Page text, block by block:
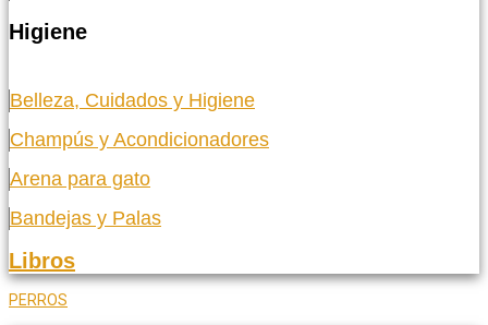
Higiene
Belleza, Cuidados y Higiene
Champús y Acondicionadores
Arena para gato
Bandejas y Palas
Libros
PERROS